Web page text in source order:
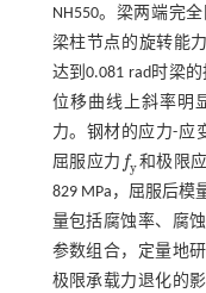
NH550。梁两端完
梁柱节点的旋转能
达到0.081 rad时梁
位移曲线上斜率明
力。钢材的应力-应
屈服应力 fy
fy 和极限
829 MPa，屈服后模
量包括腐蚀率、腐
参数组合，定量地
极限承载力退化的